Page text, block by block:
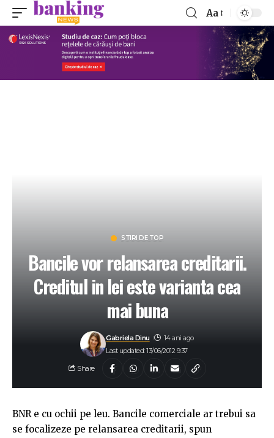
Aa
STIRI DE TOP
Bancile vor relansarea creditarii.
Creditul in lei este varianta cea
mai buna
Last updated: 13/06/2012 9:37
Gabriela Dinu 14 ani ago
Share
BNR e cu ochii pe leu. Bancile comerciale ar trebui sa
se focalizeze pe relansarea creditarii, spun